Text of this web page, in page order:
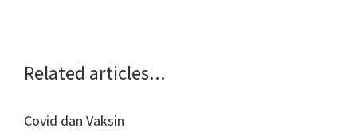
Related articles...
Covid dan Vaksin